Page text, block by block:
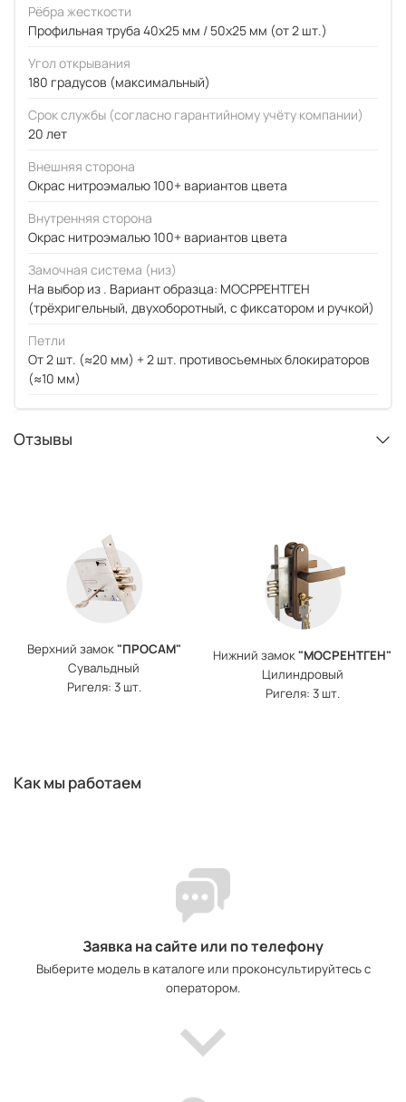
Рёбра жесткости
Профильная труба 40х25 мм / 50x25 мм (от 2 шт.)
Угол открывания
180 градусов (максимальный)
Срок службы (согласно гарантийному учёту компании)
20 лет
Внешняя сторона
Окрас нитроэмалью 100+ вариантов цвета
Внутренняя сторона
Окрас нитроэмалью 100+ вариантов цвета
Замочная система (низ)
На выбор из . Вариант образца: МОСРРЕНТГЕН
(трёхригельный, двухоборотный, с фиксатором и ручкой)
Петли
От 2 шт. (≈20 мм) + 2 шт. противосъемных блокираторов
(≈10 мм)
Отзывы
Верхний замок"ПРОСАМ"
Сувальдный
Ригеля: 3 шт.
Нижний замок"МОСРЕНТГЕН"
Цилиндровый
Ригеля: 3 шт.
Как мы работаем
Заявка на сайте или по телефону
Выберите модель в каталоге или проконсультируйтесь с
оператором.